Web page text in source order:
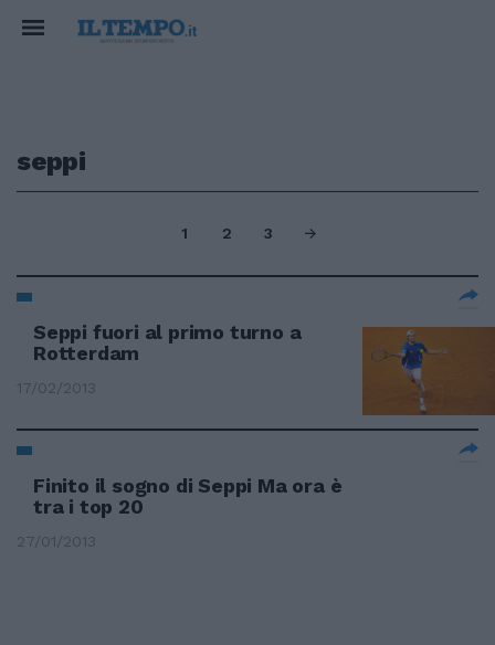
seppi
1 2 3
Seppi fuori al primo turno a
Rotterdam
17/02/2013
Finito il sogno di Seppi Ma ora è
tra i top 20
27/01/2013